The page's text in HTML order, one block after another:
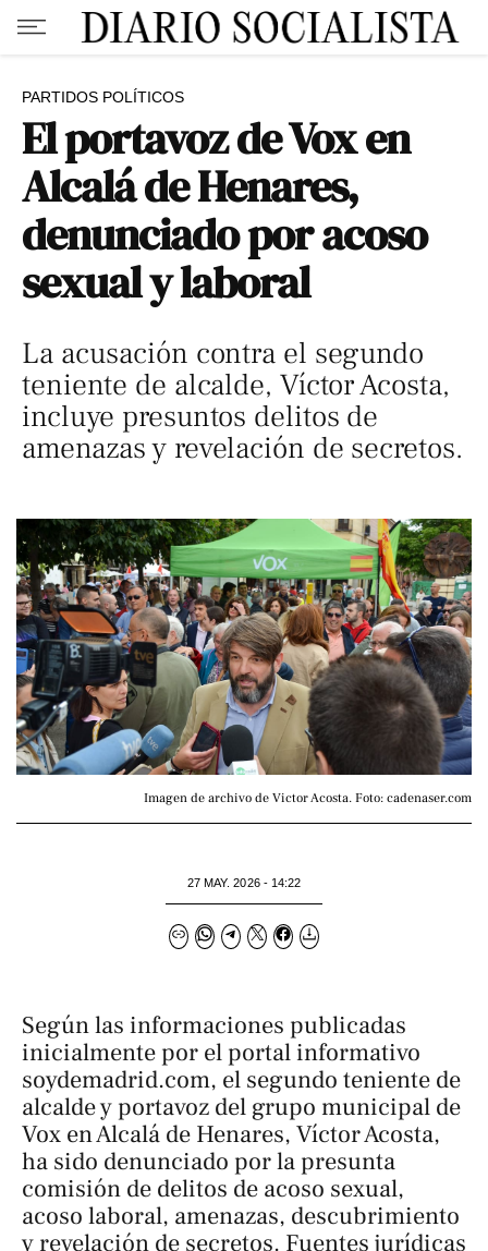
PARTIDOS POLÍTICOS
El portavoz de Vox en
Alcalá de Henares,
denunciado por acoso
sexual y laboral
La acusación contra el segundo
teniente de alcalde, Víctor Acosta,
incluye presuntos delitos de
amenazas y revelación de secretos.
Imagen de archivo de Victor Acosta. Foto: cadenaser.com
27 MAY. 2026 - 14:22
Según las informaciones publicadas
inicialmente por el portal informativo
soydemadrid.com, el segundo teniente de
alcalde y portavoz del grupo municipal de
Vox en Alcalá de Henares, Víctor Acosta,
ha sido denunciado por la presunta
comisión de delitos de acoso sexual,
acoso laboral, amenazas, descubrimiento
y revelación de secretos. Fuentes jurídicas